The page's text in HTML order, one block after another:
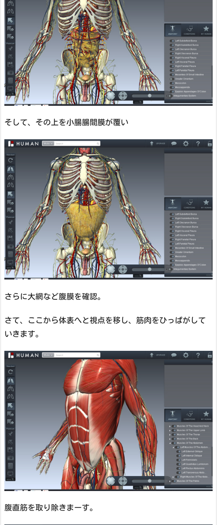
そして、その上を小腸腸間膜が覆い
さらに大網など腹膜を確認。
さて、ここから体表へと視点を移し、筋肉をひっぱがして
いきます。
腹直筋を取り除きまーす。